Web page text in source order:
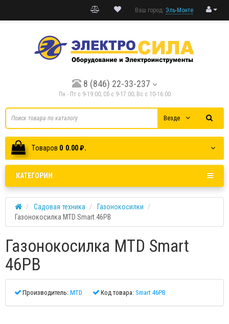
Ваш город: Эль-Монте
8 (846) 22-33-237
Пн - Пт с 9-19:00; Cб с 9-17:00; Вс с 10-16:00
Везде
Tоваров 0 0.00 ₽.
КАТЕГОРИИ
Садовая техника
Газонокосилки
Газонокосилка MTD Smart 46PB
Газонокосилка MTD Smart
46PB
Производитель: MTD Код товара: Smart 46PB